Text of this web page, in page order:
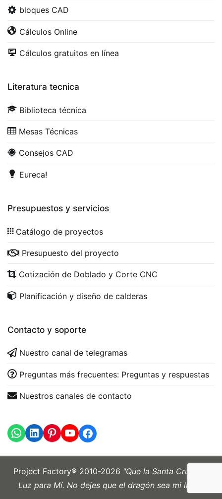
bloques CAD
Cálculos Online
Cálculos gratuitos en línea
Literatura tecnica
Biblioteca técnica
Mesas Técnicas
Consejos CAD
Eureca!
Presupuestos y servicios
Catálogo de proyectos
Presupuesto del proyecto
Cotización de Doblado y Corte CNC
Planificación y diseño de calderas
Contacto y soporte
Nuestro canal de telegramas
Preguntas más frecuentes: Preguntas y respuestas
Nuestros canales de contacto
WhatsApp
LinkedInhttps://
Project Factory® 2010-2026 "Que la Santa Cruz sea
Luz para Mí. No dejes que el dragón sea mi líder."